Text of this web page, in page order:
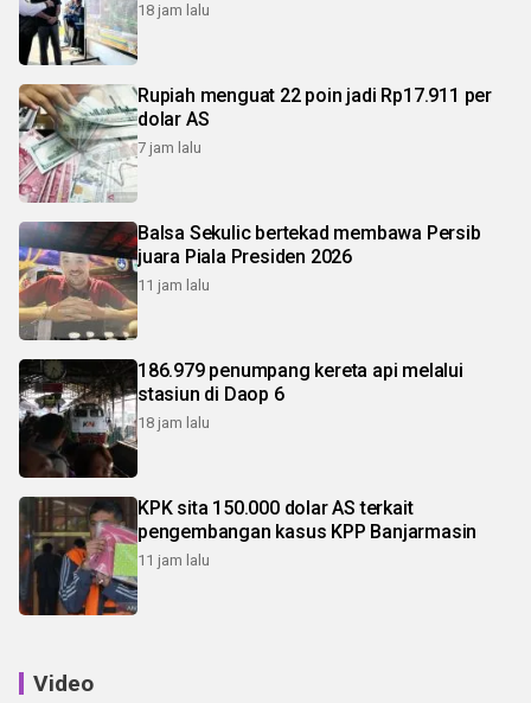
18 jam lalu
Rupiah menguat 22 poin jadi Rp17.911 per
dolar AS
7 jam lalu
Balsa Sekulic bertekad membawa Persib
juara Piala Presiden 2026
11 jam lalu
186.979 penumpang kereta api melalui
stasiun di Daop 6
18 jam lalu
KPK sita 150.000 dolar AS terkait
pengembangan kasus KPP Banjarmasin
11 jam lalu
Video